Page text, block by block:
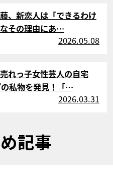
、新恋人は「できるわけ
その理由にあ…
2026.05.08
れっ子女性芸人の自宅
私物を発見！「…
2026.03.31
記事